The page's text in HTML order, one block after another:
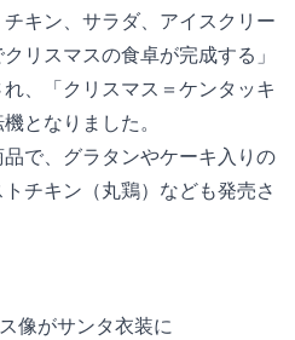
キン、サラダ、アイスクリー
リスマスの食卓が完成する」
、「クリスマス＝ケンタッキ
となりました。
で、グラタンやケーキ入りの
チキン（丸鶏）なども発売さ
像がサンタ衣装に